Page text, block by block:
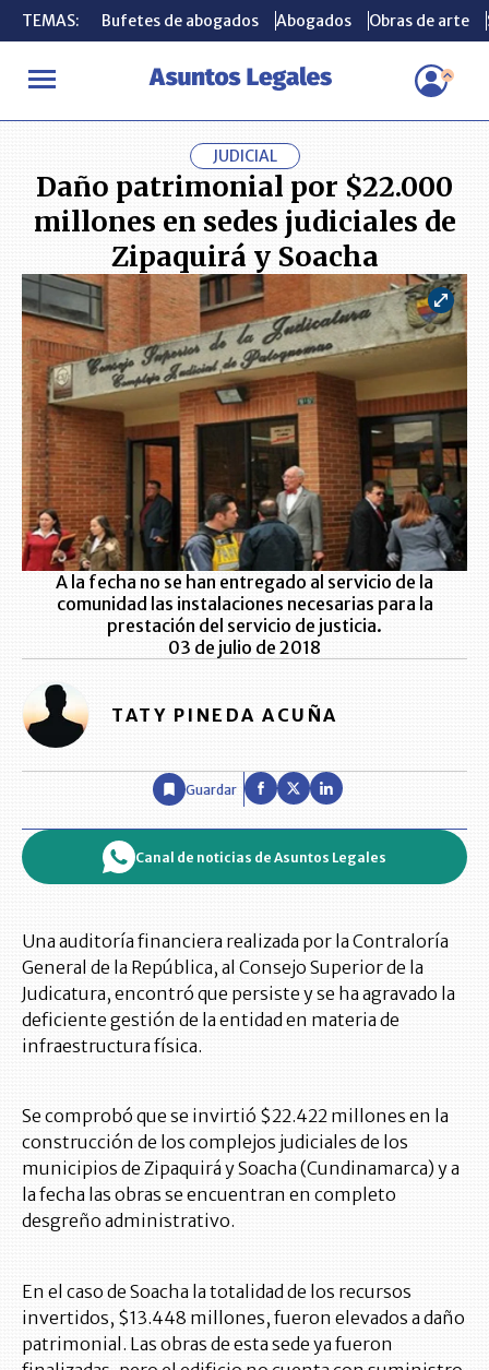
TEMAS: Bufetes de abogados Abogados Obras de arte
INICIO ACTUALIDAD Daño patrimonial por $22.000 millones
TEMAS: Bufetes de abogados Abogados Obras de arte
JUDICIAL
Daño patrimonial por $22.000
millones en sedes judiciales de
Zipaquirá y Soacha
A la fecha no se han entregado al servicio de la
comunidad las instalaciones necesarias para la
prestación del servicio de justicia.
03 de julio de 2018
TATY PINEDA ACUÑA
Guardar
Canal de noticias de Asuntos Legales
Una auditoría financiera realizada por la Contraloría
General de la República, al Consejo Superior de la
Judicatura, encontró que persiste y se ha agravado la
deficiente gestión de la entidad en materia de
infraestructura física.
Se comprobó que se invirtió $22.422 millones en la
construcción de los complejos judiciales de los
municipios de Zipaquirá y Soacha (Cundinamarca) y a
la fecha las obras se encuentran en completo
desgreño administrativo.
En el caso de Soacha la totalidad de los recursos
invertidos, $13.448 millones, fueron elevados a daño
patrimonial. Las obras de esta sede ya fueron